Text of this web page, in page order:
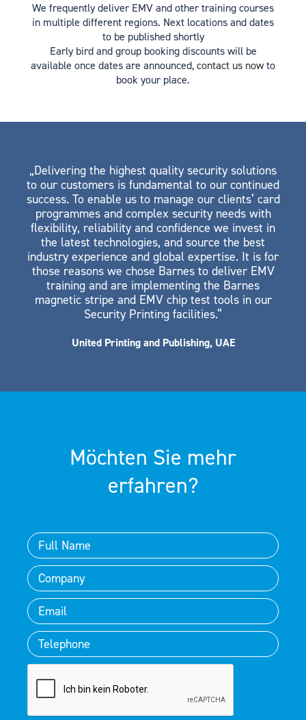
We frequently deliver EMV and other training courses
in multiple different regions. Next locations and dates
to be published shortly
Early bird and group booking discounts will be
available once dates are announced,contact us nowto
book your place.
„Delivering the highest quality security solutions
to our customers is fundamental to our continued
success. To enable us to manage our clients‘ card
programmes and complex security needs with
flexibility, reliability and confidence we invest in
the latest technologies, and source the best
industry experience and global expertise. It is for
those reasons we chose Barnes to deliver EMV
training and are implementing the Barnes
magnetic stripe and EMV chip test tools in our
Security Printing facilities.“
United Printing and Publishing, UAE
Möchten Sie mehr
erfahren?